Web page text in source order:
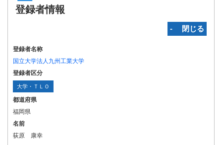
登録者情報
‐ 閉じる
登録者名称
国立大学法人九州工業大学
登録者区分
大学・ＴＬＯ
都道府県
福岡県
名前
荻原 康幸